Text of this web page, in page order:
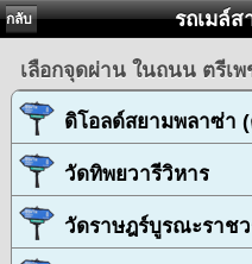
กลับ รถเมล์
เลือกจุดผ่าน ในถนน ตรีเพ
ดิโอลด์สยามพลาซ่า (
วัดทิพยวารีวิหาร
วัดราษฎร์บูรณะราช